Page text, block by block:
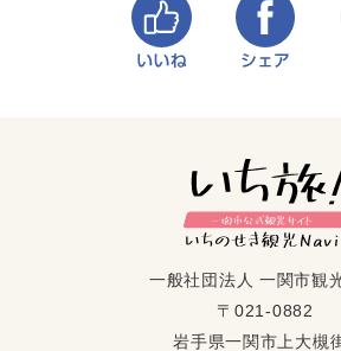
一般社団法人 一関市観
〒021-0882
岩手県一関市上大槻